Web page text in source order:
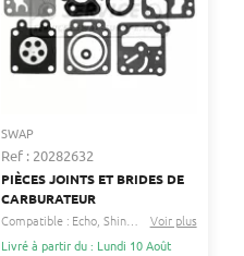
SWAP
Ref : 20282632
PIÈCES JOINTS ET BRIDES DE
CARBURATEUR
Compatible : Echo Shindaiwa ...
Voir plus
Livré à partir du : Lundi 10 Août